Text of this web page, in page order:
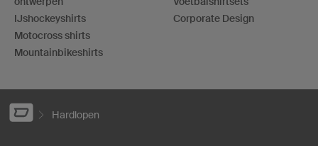
IJshockeyshirts
Motocross shirts
Mountainbikeshirts
Corporate Design
Hardlopen